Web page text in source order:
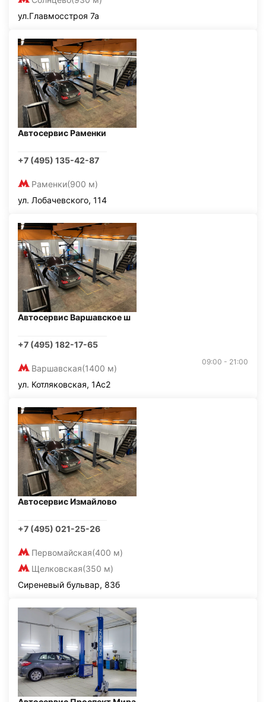
ул.Главмосстроя 7а
Автосервис Раменки
+7 (495) 135-42-87
Раменки(900 м)
ул. Лобачевского, 114
Автосервис Варшавское ш
+7 (495) 182-17-65
Варшавская(1400 м)
09:00 - 21:00
ул. Котляковская, 1Ас2
Автосервис Измайлово
+7 (495) 021-25-26
Первомайская(400 м)
Щелковская(350 м)
Сиреневый бульвар, 83б